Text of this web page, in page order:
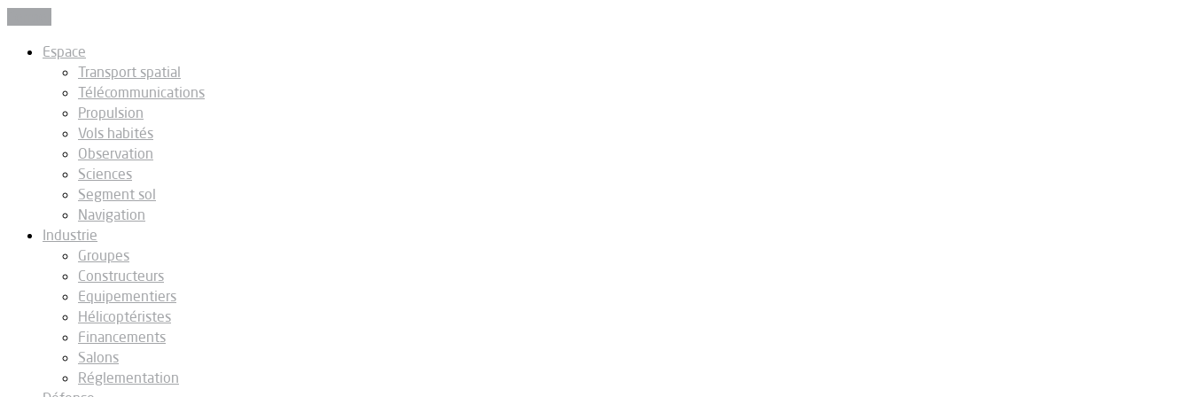
Espace
Transport spatial
Télécommunications
Propulsion
Vols habités
Observation
Sciences
Segment sol
Navigation
Industrie
Groupes
Constructeurs
Equipementiers
Hélicoptéristes
Financements
Salons
Réglementation